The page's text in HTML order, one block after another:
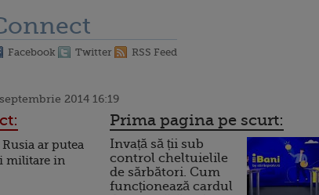
Facebook Twitter RSS Feed
septembrie 2014 16:19
ar putea
militare in
Prima pagina pe scurt:
Invață să ții sub
control cheltuielile
de sărbători. Cum
funcționează cardul